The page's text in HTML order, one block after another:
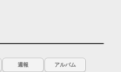
週報 アルバム